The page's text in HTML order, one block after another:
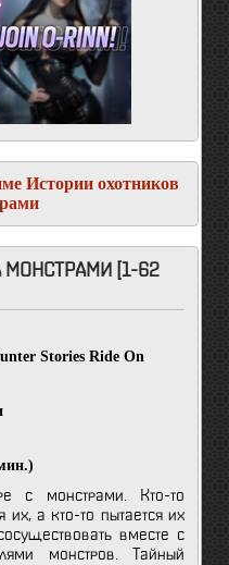
Истории охотников
МОНСТРАМИ [1-62
Stories Ride On
с монстрами. Кто-то
их, а кто-то пытается их
вместе с
монстров. Тайный